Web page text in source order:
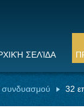
ΣΕΛΊΔΑ
συνδυασμού 32